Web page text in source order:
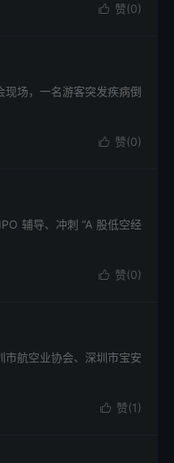
 赞(0)
现场，一名游客突发疾病倒
 赞(0)
辅导、冲刺 “A 股低空经
 赞(0)
航空业协会、深圳市宝安
 赞(1)